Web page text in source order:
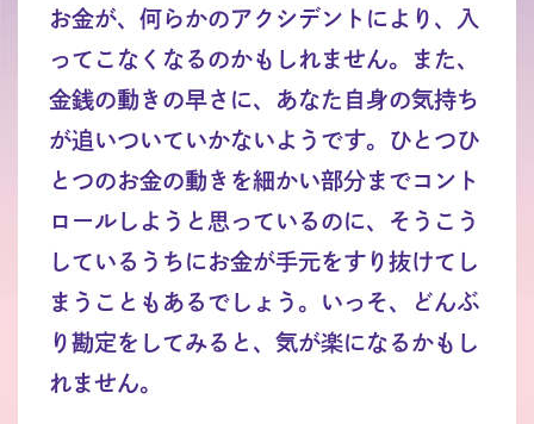
お金が、何らかのアクシデントにより、入
ってこなくなるのかもしれません。また、
金銭の動きの早さに、あなた自身の気持ち
が追いついていかないようです。ひとつひ
とつのお金の動きを細かい部分までコント
ロールしようと思っているのに、そうこう
しているうちにお金が手元をすり抜けてし
まうこともあるでしょう。いっそ、どんぶ
り勘定をしてみると、気が楽になるかもし
れません。